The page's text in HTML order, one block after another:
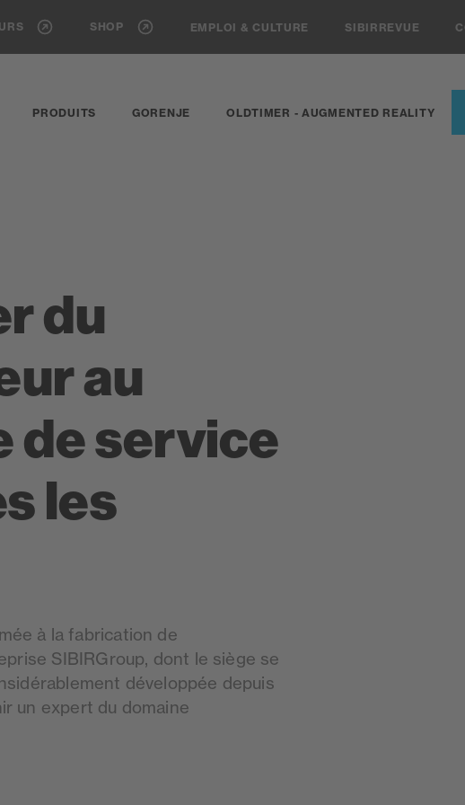
SHOP EMPLOI & CULTURE SIBIRREVUE
PRODUITS GORENJE OLDTIMER - AUGMENTED REALITY
du
au
de service
les
à la fabrication de
SIBIRGroup, dont le siège se
développée depuis
un expert du domaine